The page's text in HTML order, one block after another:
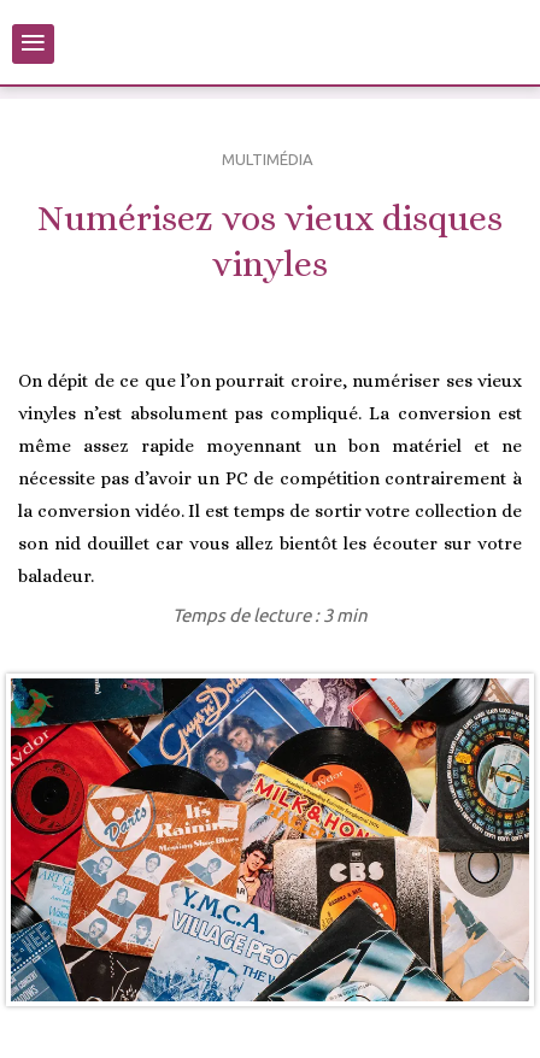
≡
MULTIMÉDIA
Numérisez vos vieux disques
vinyles
On dépit de ce que l’on pourrait croire, numériser ses vieux
vinyles n’est absolument pas compliqué. La conversion est
même assez rapide moyennant un bon matériel et ne
nécessite pas d’avoir un PC de compétition contrairement à
la conversion vidéo. Il est temps de sortir votre collection de
son nid douillet car vous allez bientôt les écouter sur votre
baladeur.
Temps de lecture : 3 min